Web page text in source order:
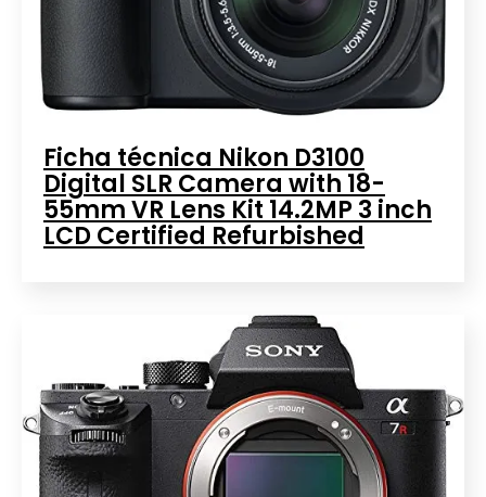
Ficha técnica Nikon D3100
Digital SLR Camera with 18-
55mm VR Lens Kit 14.2MP 3 inch
LCD Certified Refurbished